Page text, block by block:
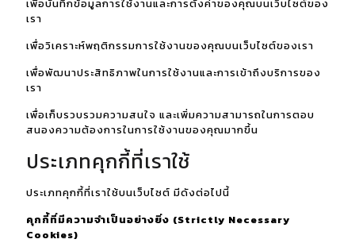
เพื่อบันทึกข้อมูลการใช้งานและการตั้งค่าของคุณบนเว็บไซต์ของ
เรา
เพื่อวิเคราะห์พฤติกรรมการใช้งานของคุณบนเว็บไซต์ของเรา
เพื่อพัฒนาประสิทธิภาพในการใช้งานและการเข้าถึงบริการของ
เรา
เพื่อเก็บรวบรวมความสนใจ และเพิ่มความสามารถในการตอบ
สนองความต้องการในการใช้งานของคุณมากขึ้น
ประเภทคุกกี้ที่เราใช้
ประเภทคุกกี้ที่เราใช้บนเว็บไซต์ มีดังต่อไปนี้
คุกกี้ที่มีความจำเป็นอย่างยิ่ง (Strictly Necessary
Cookies)